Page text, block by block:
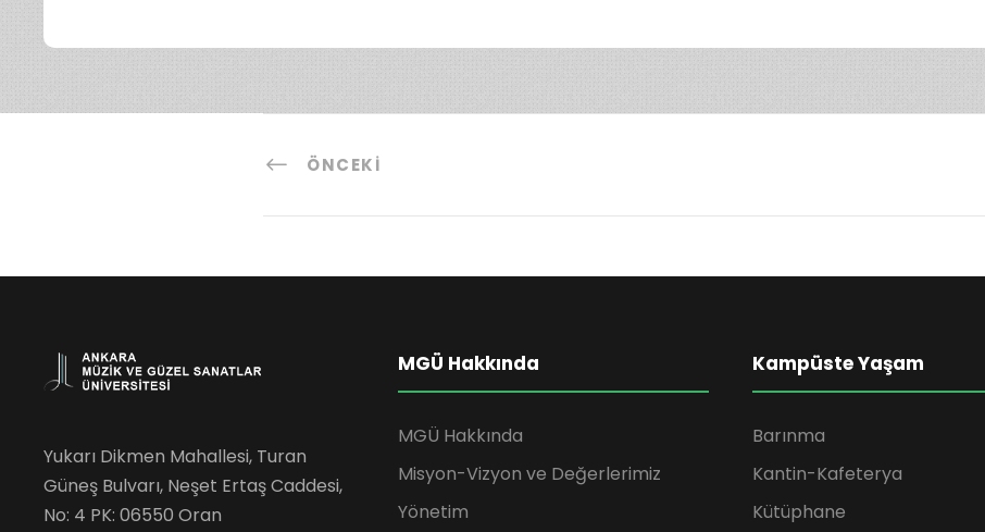
ÖNCEKI
Yukarı Dikmen Mahallesi, Turan
Güneş Bulvarı, Neşet Ertaş Caddesi,
No: 4 PK: 06550 Oran
MGÜ Hakkında
MGÜ Hakkında
Misyon-Vizyon ve Değerlerimiz
Yönetim
Kampüste Yaşam
Barınma
Kantin-Kafeterya
Kütüphane